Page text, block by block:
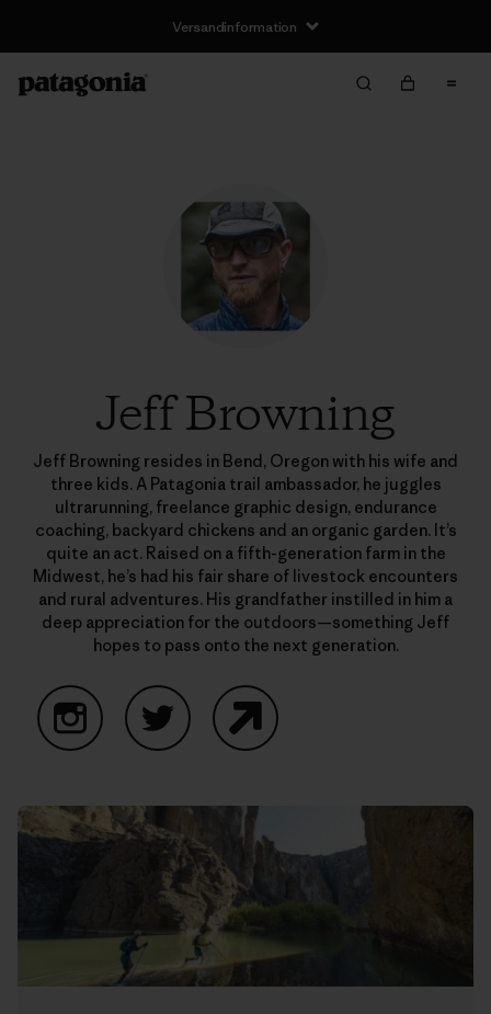
Versandinformation
Jeff Browning
Jeff Browning resides in Bend, Oregon with his wife and
three kids. A Patagonia trail ambassador, he juggles
ultrarunning, freelance graphic design, endurance
coaching, backyard chickens and an organic garden. It’s
quite an act. Raised on a fifth-generation farm in the
Midwest, he’s had his fair share of livestock encounters
and rural adventures. His grandfather instilled in him a
deep appreciation for the outdoors—something Jeff
hopes to pass onto the next generation.